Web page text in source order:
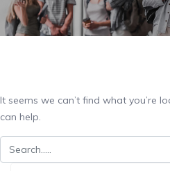
It seems we can’t find what you’re
can help.